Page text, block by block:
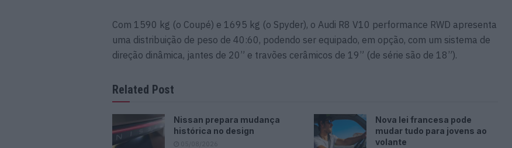
Com 1590 kg (o Coupé) e 1695 kg (o Spyder), o Audi R8 V10 performance RWD apresenta
uma distribuição de peso de 40:60, podendo ser equipado, em opção, com um sistema de
direção dinâmica, jantes de 20” e travões cerâmicos de 19” (de série são de 18”).
Related Post
Nissan prepara mudança
histórica no design
Nova lei francesa pode
mudar tudo para jovens ao
volante